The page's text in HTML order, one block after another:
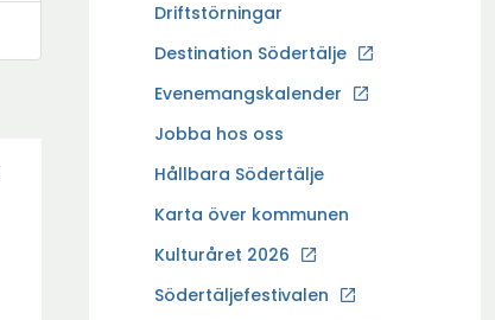
Driftstörningar
Destination Södertälje
Ö
p
n
a
y
t
Evenemangskalender
Jobba hos oss
Ö
p
n
a
Hållbara Södertälje
Karta över kommunen
Kulturåret 2026
Södertäljefestivalen